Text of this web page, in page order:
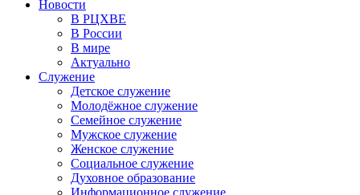
Новости
В РЦХВЕ
В России
В мире
Актуально
Служение
Детское служение
Молодёжное служение
Семейное служение
Мужское служение
Женское служение
Социальное служение
Духовное образование